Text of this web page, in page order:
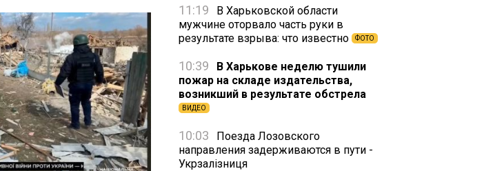
11:19
В Харьковской области
мужчине оторвало часть руки в
результате взрыва: что известно
ФОТО
10:39
В Харькове неделю тушили
пожар на складе издательства,
возникший в результате обстрела
ВИДЕО
10:03
Поезда Лозовского
направления задерживаются в пути -
Укрзалізниця